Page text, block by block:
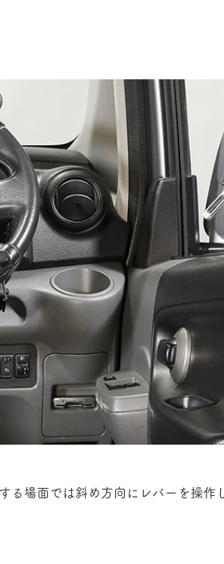
る場面では斜め方向にレバーを操作